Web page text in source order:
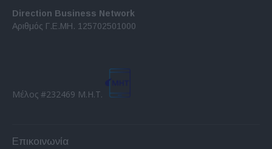
Direction Business Network
Αριθμός Γ.Ε.ΜΗ. 125702501000
Μέλος #232469 Μ.Η.Τ.
Επικοινωνία